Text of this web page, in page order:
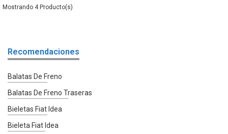
4
Recomendaciones
Balatas De Freno
Balatas De Freno Traseras
Bieletas Fiat Idea
Bieleta Fiat Idea